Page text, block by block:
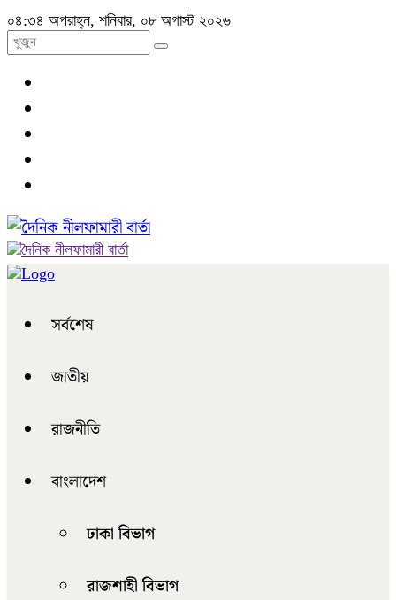
০৪:৩৪ অপরাহ্ন, শনিবার, ০৮ অগাস্ট ২০২৬
সর্বশেষ
জাতীয়
রাজনীতি
বাংলাদেশ
ঢাকা বিভাগ
রাজশাহী বিভাগ